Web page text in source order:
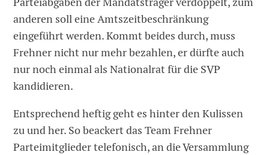
anderen soll eine Amtszeitbeschränkung
eingeführt werden. Kommt beides durch, muss
Frehner nicht nur mehr bezahlen, er dürfte auch
nur noch einmal als Nationalrat für die SVP
kandidieren.
Entsprechend heftig geht es hinter den Kulissen
zu und her. So beackert das Team Frehner
Parteimitglieder telefonisch, an die Versammlung